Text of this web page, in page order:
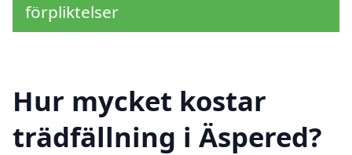
förpliktelser
Hur mycket kostar
trädfällning i Äspered?